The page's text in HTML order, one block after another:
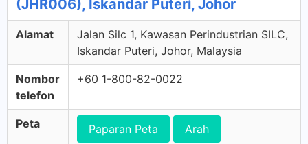
(JHR006), Iskandar Puteri, Johor
Alamat
Jalan Silc 1, Kawasan Perindustrian SILC,
Iskandar Puteri, Johor, Malaysia
Nombor
telefon
+60 1-800-82-0022
Peta Paparan Peta Arah